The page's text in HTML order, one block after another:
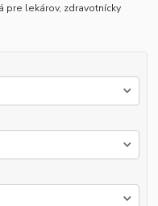
pre lekárov, zdravotnícky